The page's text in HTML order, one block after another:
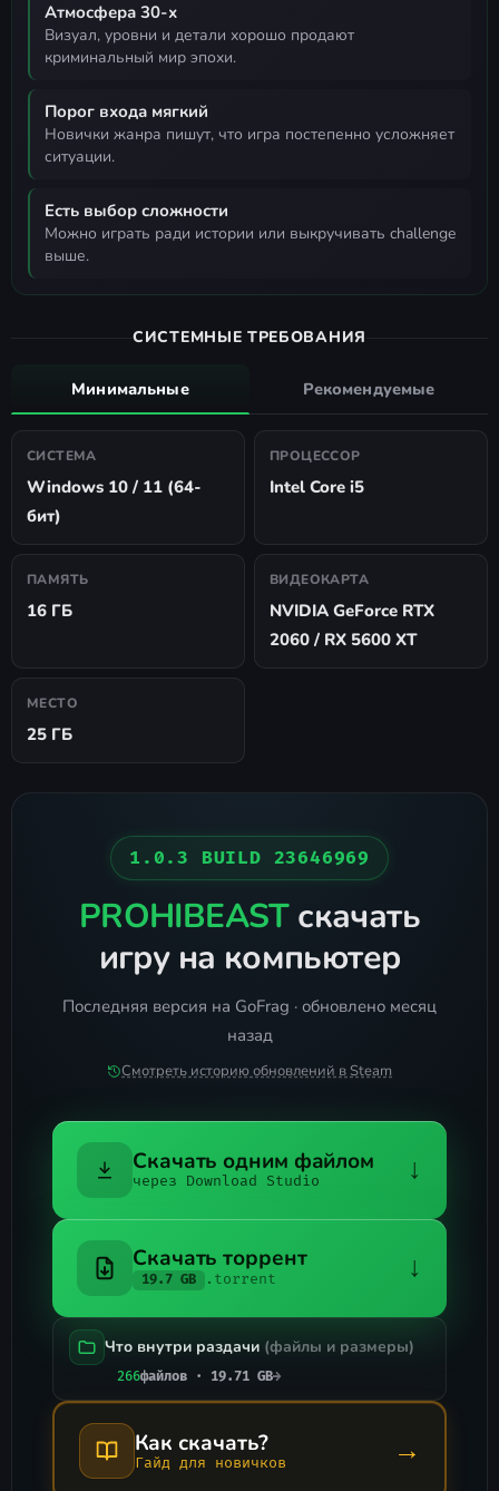
Атмосфера 30-х
визуал, уровни и детали хорошо продают
криминальный мир эпохи.
Порог входа мягкий
новички жанра пишут, что игра постепенно усложняет
ситуации.
Есть выбор сложности
можно играть ради истории или выкручивать challenge
выше.
СИСТЕМНЫЕ ТРЕБОВАНИЯ
Минимальные Рекомендуемые
СИСТЕМА
Windows 10 / 11 (64-
бит)
ПРОЦЕССОР
Intel Core i5
ПАМЯТЬ
16 ГБ
ВИДЕОКАРТА
NVIDIA GeForce RTX
2060 / RX 5600 XT
МЕСТО
25 ГБ
1.0.3 BUILD 23646969
PROHIBEASTскачать
игру на компьютер
Последняя версия на GoFrag · обновлено месяц
назад
Смотреть историю обновлений в Steam
Скачать одним файлом
через Download Studio ↓
Скачать торрент
19.7 GB .torrent ↓
Что внутри раздачи (файлы и размеры)
266файлов · 19.71 GB→
Как скачать?
Гайд для новичков →